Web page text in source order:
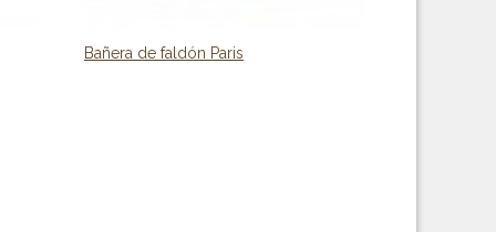
Bañera de faldón Paris